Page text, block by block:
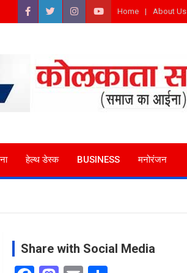
Home About Us
हेल्थ डेस्क BUSINESS मनोरंजन
Share with Social Media